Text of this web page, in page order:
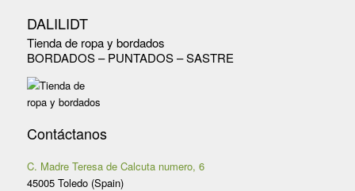
DALILIDT
Tienda de ropa y bordados
BORDADOS – PUNTADOS – SASTRE
Contáctanos
C. Madre Teresa de Calcuta numero, 6
45005 Toledo (Spain)